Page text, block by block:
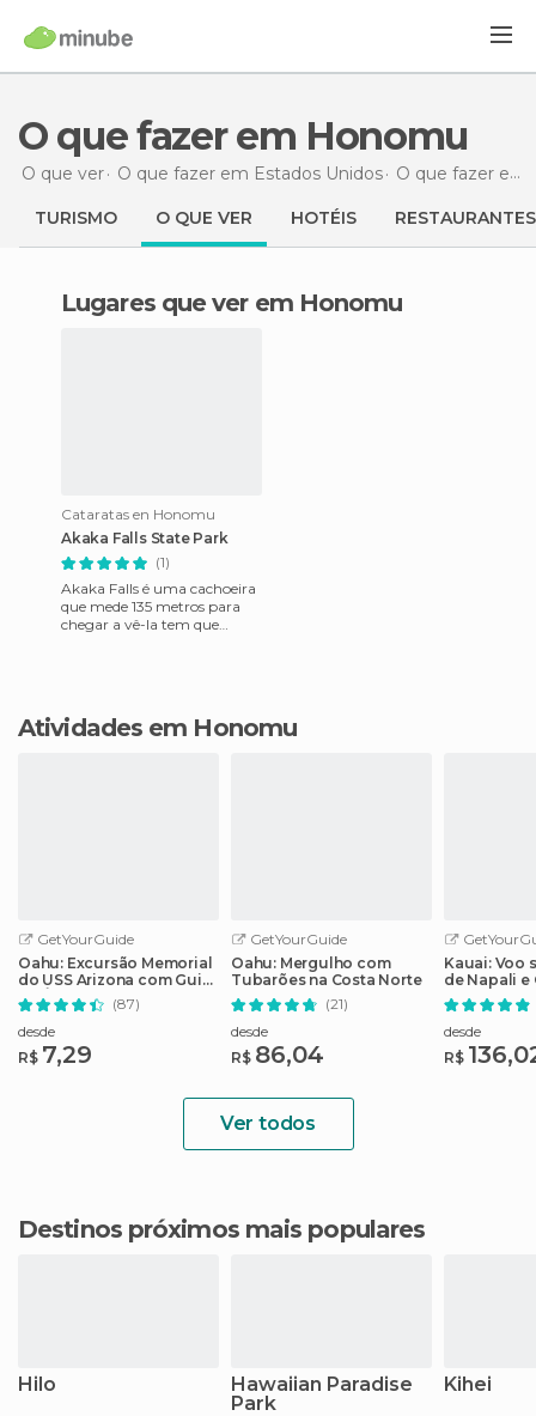
O que fazer em Honomu
O que ver O que fazer em Estados Unidos O que fazer em Havai
TURISMO O QUE VER HOTÉIS RESTAURANTES
Lugares que ver em Honomu
Cataratas en Honomu
Akaka Falls State Park
(1)
Akaka Falls é uma cachoeira
que mede 135 metros para
chegar a vê-la tem que
Atividades em Honomu
GetYourGuide
Oahu: Excursão Memorial
do USS Arizona com Guia
de Áudio
(87)
desde
R$ 7,29
GetYourGuide
Oahu: Mergulho com
Tubarões na Costa Norte
(21)
desde
R$ 86,04
Kauai: Voo
de Napali e
Waimea
desde
R$
Ver todos
Destinos próximos mais populares
Hilo
Hawaiian Paradise
Park
Kihei